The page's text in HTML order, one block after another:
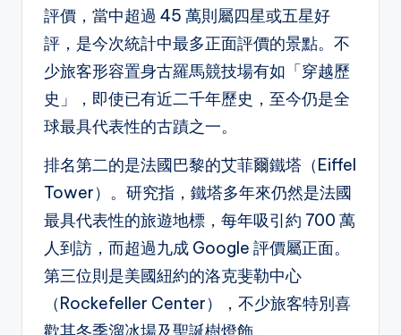
評價，當中超過 45 萬則屬四星或五星好
評，是今次統計中最多正面評價的景點。不
少旅客形容置身古羅馬競技場有如「穿越歷
史」，即使已有近二千年歷史，至今仍是全
球最具代表性的古蹟之一。
排名第二的是法國巴黎的艾菲爾鐵塔（Eiffel
Tower）。研究指，鐵塔多年來仍然是法國
最具代表性的旅遊地標，每年吸引約 700 萬
人到訪，而超過九成 Google 評價屬正面。
第三位則是美國紐約的洛克斐勒中心
（Rockefeller Center），不少旅客特別喜